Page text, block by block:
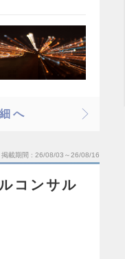
へ
掲載期間 26/08/03～26/08/16
コンサル